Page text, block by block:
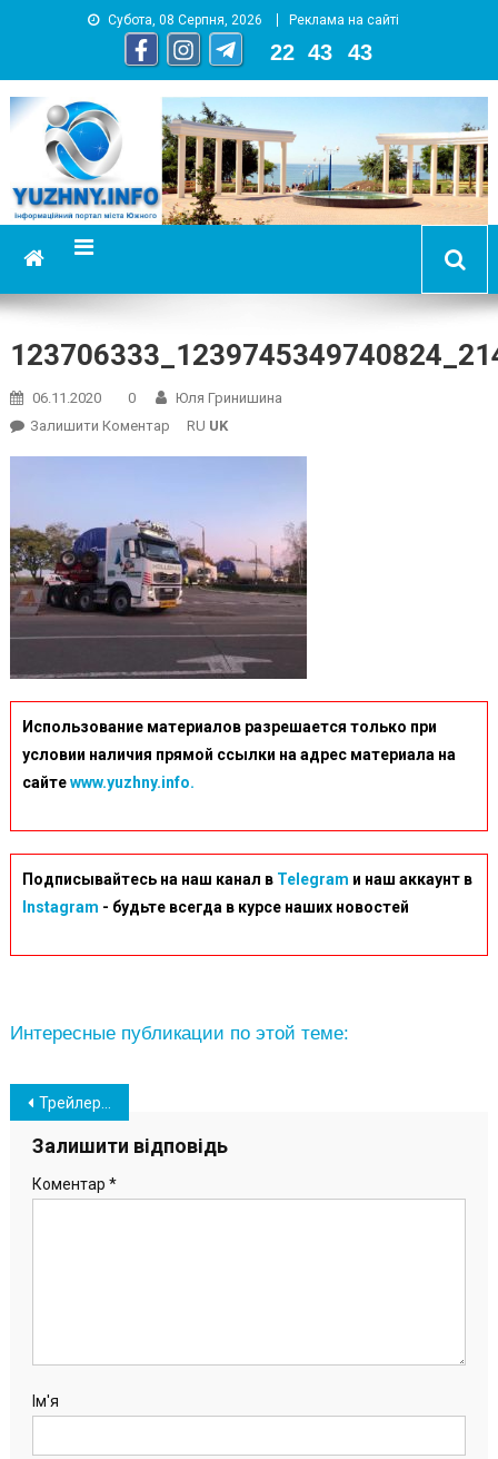
Субота, 08 Серпня, 2026 Реклама на сайті
22 43 44
YUZHNY.INFO
информационный портал города Южный
06.11.2020 0
Юля Гринишина
Залишити КоментарOn RU UK
Использование материалов разрешается только при
условии наличия прямой ссылки на адрес материала на
сайтеwww.yuzhny.info.
Подписывайтесь на наш канал в Telegram и наш аккаунт в
Instagram - будьте всегда в курсе наших новостей
Интересные публикации по этой теме:
Навігація
записів
Трейлеры с башнями для ветрогенераторов выехали из порта «Южный» (фото)
Залишити відповідь
Коментар *
Ім'я